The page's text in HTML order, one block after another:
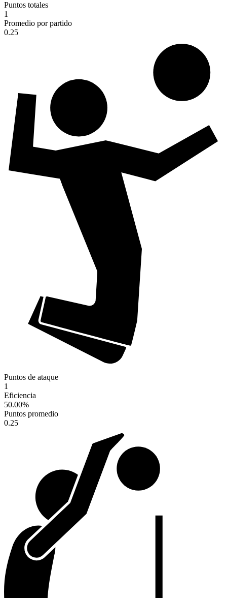
Puntos totales
1
Promedio por partido
0.25
Puntos de ataque
1
Eficiencia
50.00%
Puntos promedio
0.25